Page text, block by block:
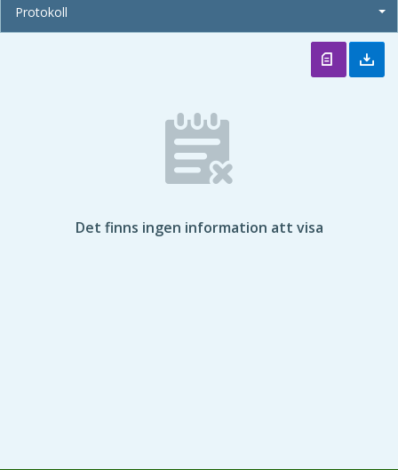
Protokoll
Det finns ingen information att visa